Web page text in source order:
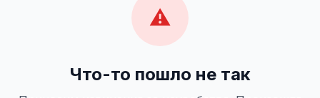
⚠️
Что-то пошло не так